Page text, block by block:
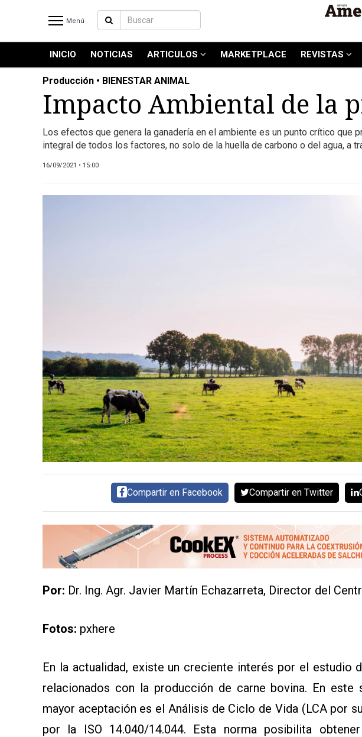
NOTICIAS RECIENTES
NOTICIAS
ARTICULOS
PRODUCCIÓN
PROCESO
PRODUCTO
MEDIA KIT
TEMAS DESTACADOS
CARNE
FRIGORIFICO
VACAS
INVESTIGACIÓN
CONTÁCTENOS
TÉRMINOS
CONDICIONES
Menú
INICIO NOTICIAS ARTICULOS MARKETPLACE REVISTAS
Producción • BIENESTAR ANIMAL
Impacto Ambiental de la
Los efectos que genera la ganadería en el ambiente es un punto crítico que
integral de todos los factores, no solo de la huella de carbono o del agua, a
16/09/2021 • 15:00
Compartir en Facebook Compartir en Twitter
Por: Dr. Ing. Agr. Javier Martín Echazarreta, Director del
Fotos: pxhere
En la actualidad, existe un creciente interés por el estudio
relacionados con la producción de carne bovina. En
mayor aceptación es el Análisis de Ciclo de Vida (LCA por
por la ISO 14.040/14.044. Esta norma posibilita